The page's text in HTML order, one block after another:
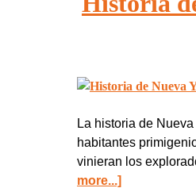
La historia de
habitantes
vinieran los
more...]